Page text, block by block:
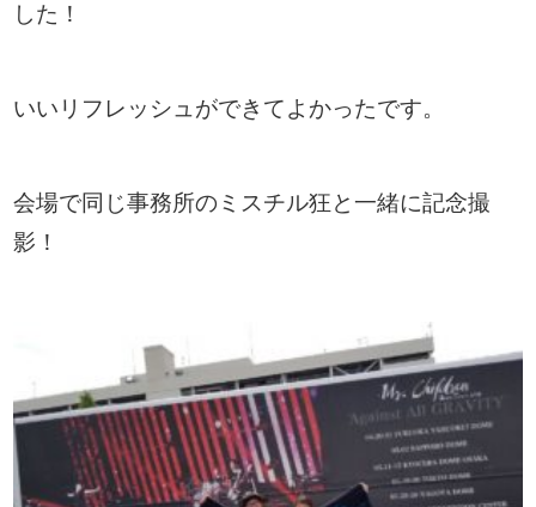
した！
いいリフレッシュができてよかったです。
会場で同じ事務所のミスチル狂と一緒に記念撮
影！